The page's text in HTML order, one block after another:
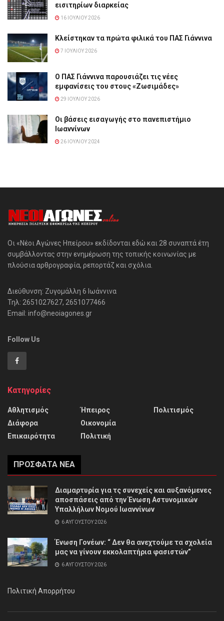
εισιτηρίων διαρκείας
16 ΙΟΥΛΊΟΥ 2026
Κλείστηκαν τα πρώτα φιλικά του ΠΑΣ Γιάννινα
7 ΙΟΥΛΊΟΥ 2026
Ο ΠΑΣ Γιάννινα παρουσιάζει τις νέες
εμφανίσεις του στους «Ζωσιμάδες»
29 ΙΟΥΛΊΟΥ 2026
Οι βάσεις εισαγωγής στο πανεπιστήμιο
Ιωαννίνων
26 ΙΟΥΛΊΟΥ 2024
Οι «Νέοι Αγώνες Ηπείρου» εκδίδονται εδώ και 28 συναπτά έτη
συμβάλλοντας στην ενημέρωση της τοπικής κοινωνίας με
πλούσια αρθρογραφία, ρεπορτάζ και σχόλια.
Διεύθυνση: Ζυγομάλλη 6 Ιωάννινα
Τηλ: 2651027627, 2651077466
Email: info@neoiagones.gr
Follow Us
Κατηγορίες
Αθλητισμός
Διάφορα
Επικαιρότητα
Ήπειρος
Οικονομία
Πολιτική
Πολιτισμός
ΠΡΌΣΦΑΤΑ ΝΈΑ
Διαμαρτυρία για τς συνεχείς και αυξανόμενες
αποσπάσεις από την Ένωση Αστυνομικών
Υπαλλήλων Νομού Ιωαννίνων
6 ΑΥΓΟΎΣΤΟΥ 2026
Ένωση Γονέων: “ Δεν θα ανεχτούμε τα σχολεία
μας να γίνουν εκκολαπτήρια φασιστών”
6 ΑΥΓΟΎΣΤΟΥ 2026
Πολιτική Απορρήτου